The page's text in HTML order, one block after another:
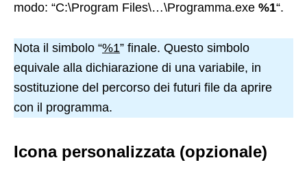
modo: “C:\Program Files\…\Programma.exe %1“.
Nota il simbolo “%1” finale. Questo simbolo
equivale alla dichiarazione di una variabile, in
sostituzione del percorso dei futuri file da aprire
con il programma.
Icona personalizzata (opzionale)